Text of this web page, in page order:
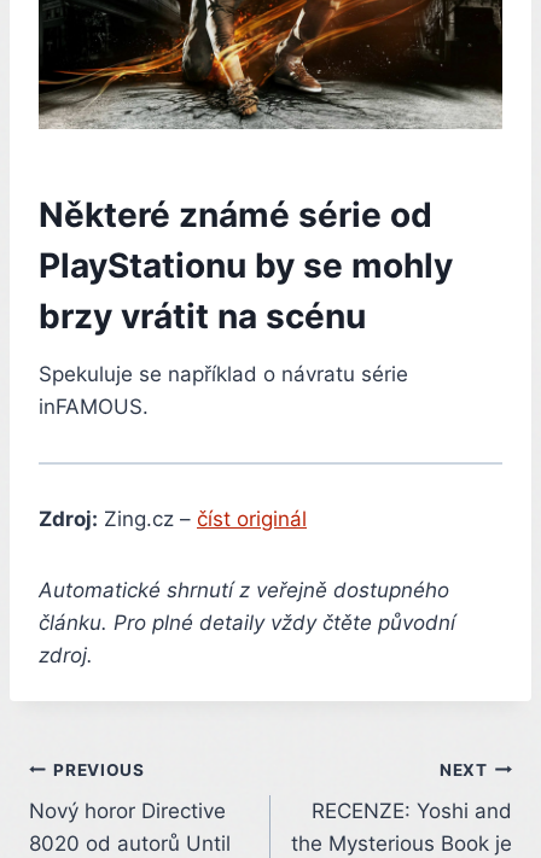
Některé známé série od
PlayStationu by se mohly
brzy vrátit na scénu
Spekuluje se například o návratu série
inFAMOUS.
Zdroj: Zing.cz – číst originál
Automatické shrnutí z veřejně dostupného
článku. Pro plné detaily vždy čtěte původní
zdroj.
Post
navigation
PREVIOUS
Nový horor Directive
8020 od autorů Until
NEXT
RECENZE: Yoshi and
the Mysterious Book je